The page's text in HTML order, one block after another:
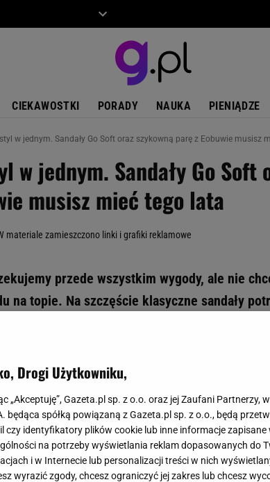
CIEKAWOSTKI PORADY NAUKA PIENIĄDZE
w jednym. Sandały Go Soft oraz szykowną parę z Eobuwie musisz
w jednym. Sandały Go Soft
musisz mieć tego lata
materiale zamieszczono linki i grafiki reklamowe
przede wszystkim wygody, ale nie
na topie. Na szczęście klasyczne sandały
propozycji znalazły się granatowy
Polo Club. Zobacz, który jest dla ciebie.
Drogi Użytkowniku,
„Akceptuję”, Gazeta.pl sp. z o.o. oraz jej Zaufani Partnerzy,
będąca spółką powiązaną z Gazeta.pl sp. z o.o., będą
czy identyfikatory plików cookie lub inne informacje
na potrzeby wyświetlania reklam dopasowanych do
i w Internecie lub personalizacji treści w nich
wyrazić zgody, chcesz ograniczyć jej zakres lub chcesz